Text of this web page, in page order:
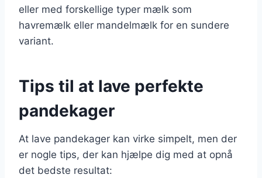
eller med forskellige typer mælk som
havremælk eller mandelmælk for en sundere
variant.
Tips til at lave perfekte
pandekager
At lave pandekager kan virke simpelt, men der
er nogle tips, der kan hjælpe dig med at opnå
det bedste resultat: